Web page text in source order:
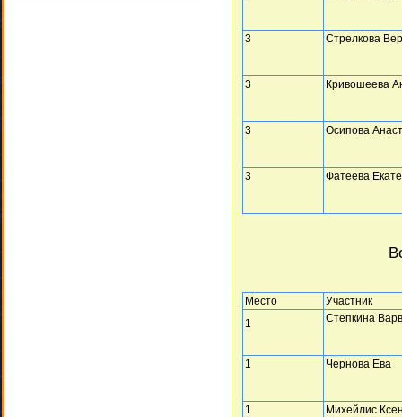
3 Стрелкова
3 Кривошеева
3 Осипова
3 Фатеева
Место
Участник
1
Степкина
1 Чернова Ева
1 Михейлис